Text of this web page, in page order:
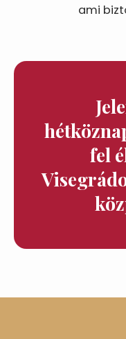
ami
fel